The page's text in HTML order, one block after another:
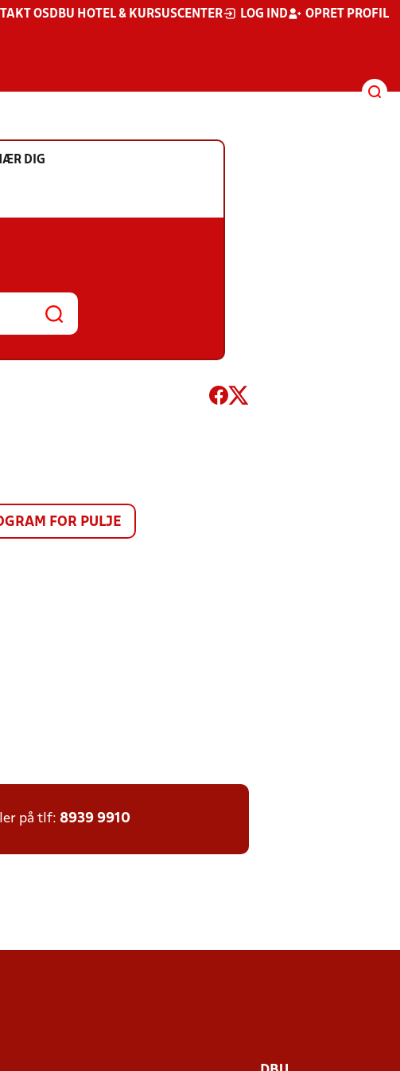
OS DBU HOTEL & KURSUSCENTER LOG IND OPRET PROFIL
DIG
FOR PULJE
på tlf: 8939 9910